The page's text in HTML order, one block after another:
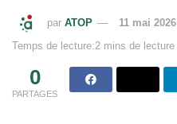
par ATOP
11 mai 2026
Temps de lecture:2 mins de lecture
0
PARTAGES